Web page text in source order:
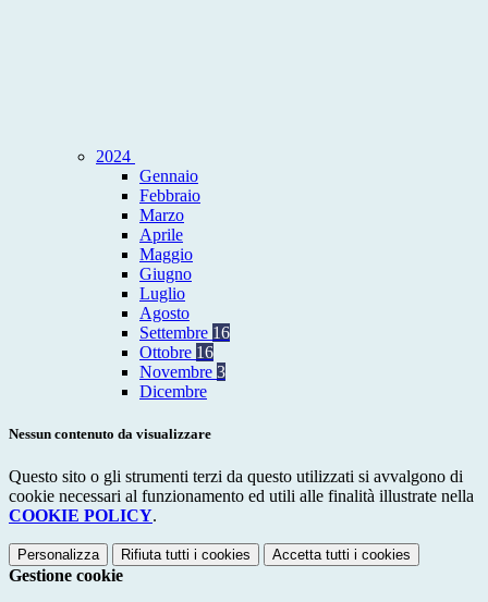
2024
Gennaio
Febbraio
Marzo
Aprile
Maggio
Giugno
Luglio
Agosto
Settembre 16
Ottobre 16
Novembre 3
Dicembre
Nessun contenuto da visualizzare
Questo sito o gli strumenti terzi da questo utilizzati si avvalgono di
cookie necessari al funzionamento ed utili alle finalità illustrate nella
COOKIE POLICY.
Personalizza Rifiuta tutti i cookies Accetta tutti i cookies
Gestione cookie